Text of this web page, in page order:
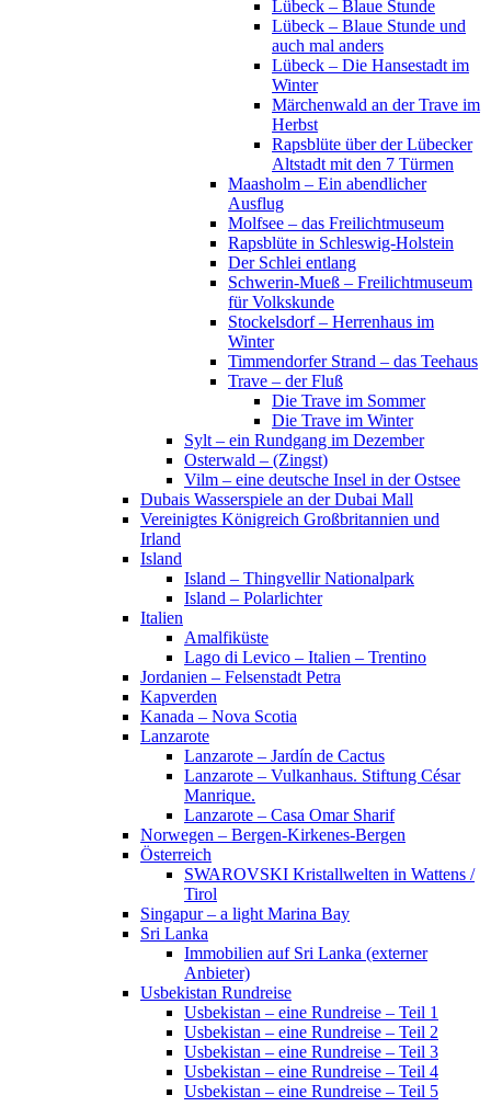
Lübeck – Blaue Stunde
Lübeck – Blaue Stunde und
auch mal anders
Lübeck – Die Hansestadt im
Winter
Märchenwald an der Trave im
Herbst
Rapsblüte über der Lübecker
Altstadt mit den 7 Türmen
Maasholm – Ein abendlicher
Ausflug
Molfsee – das Freilichtmuseum
Rapsblüte in Schleswig-Holstein
Der Schlei entlang
Schwerin-Mueß – Freilichtmuseum
für Volkskunde
Stockelsdorf – Herrenhaus im
Winter
Timmendorfer Strand – das Teehaus
Trave – der Fluß
Die Trave im Sommer
Die Trave im Winter
Sylt – ein Rundgang im Dezember
Osterwald – (Zingst)
Vilm – eine deutsche Insel in der Ostsee
Dubais Wasserspiele an der Dubai Mall
Vereinigtes Königreich Großbritannien und
Irland
Island
Island – Thingvellir Nationalpark
Island – Polarlichter
Italien
Amalfiküste
Lago di Levico – Italien – Trentino
Jordanien – Felsenstadt Petra
Kapverden
Kanada – Nova Scotia
Lanzarote
Lanzarote – Jardín de Cactus
Lanzarote – Vulkanhaus. Stiftung César
Manrique.
Lanzarote – Casa Omar Sharif
Norwegen – Bergen-Kirkenes-Bergen
Österreich
SWAROVSKI Kristallwelten in Wattens /
Tirol
Singapur – a light Marina Bay
Sri Lanka
Immobilien auf Sri Lanka (externer
Anbieter)
Usbekistan Rundreise
Usbekistan – eine Rundreise – Teil 1
Usbekistan – eine Rundreise – Teil 2
Usbekistan – eine Rundreise – Teil 3
Usbekistan – eine Rundreise – Teil 4
Usbekistan – eine Rundreise – Teil 5